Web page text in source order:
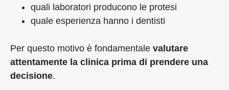
quali laboratori producono le protesi
quale esperienza hanno i dentisti
Per questo motivo è fondamentale valutare
attentamente la clinica prima di prendere una
decisione.